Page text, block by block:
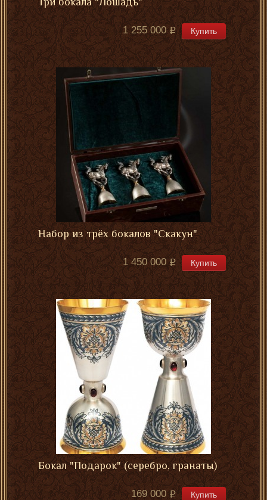
1 255 000 Купить
Набор из трёх бокалов "Скакун"
1 450 000 Купить
Бокал "Подарок" (серебро, гранаты)
169 000 Купить